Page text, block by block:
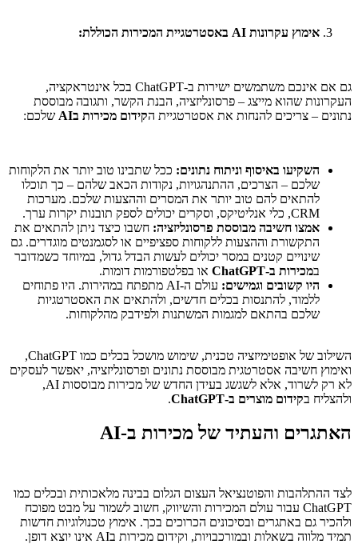
אימוץ עקרונות AI באסטרטגיית המכירות הכוללת:
גם אם אינכם משתמשים ישירות ב-ChatGPT בכל אינטראקציה,
העקרונות שהוא מייצג – פרסונליזציה, הבנת הקשר, ותגובה מבוססת
נתונים – צריכים להנחות את אסטרטגיית הקידום מכירות בAI שלכם:
השקיעו באיסוף וניתוח נתונים: ככל שתבינו טוב יותר את הלקוחות
שלכם – הצרכים, ההתנהגויות, נקודות הכאב שלהם – כך תוכלו
להתאים להם טוב יותר את המסרים וההצעות שלכם. מערכות
CRM, כלי אנליטיקס, וסקרים יכולים לספק תובנות יקרות ערך.
אמצו חשיבה מבוססת פרסונליזציה: חשבו כיצד ניתן להתאים את
התקשורת וההצעות ללקוחות ספציפיים או לסגמנטים מוגדרים. גם
שינויים קטנים במסר יכולים לעשות הבדל גדול, במיוחד כשמדובר
במכירות ב-ChatGPT
או בפלטפורמות דומות.
היו קשובים וגמישים:
עולם ה-AI מתפתח במהירות. היו פתוחים
ללמוד, להתנסות בכלים חדשים, ולהתאים את האסטרטגיות
שלכם בהתאם למגמות המשתנות ולפידבק מהלקוחות.
השילוב של אופטימיזציה טכנית, שימוש מושכל בכלים כמו ChatGPT,
ואימוץ חשיבה אסטרטגית מבוססת נתונים ופרסונליזציה, יאפשר לעסקים
לא רק לשרוד, אלא לשגשג בעידן החדש של מכירות מבוססות AI,
ולהצליח בקידום מוצרים ב-ChatGPT .
האתגרים והעתיד של מכירות ב-AI
לצד ההתלהבות והפוטנציאל העצום הגלום בבינה מלאכותית ובכלים כמו
ChatGPT עבור עולם המכירות והשיווק, חשוב לשמור על מבט מפוכח
ולהכיר גם באתגרים ובסיכונים הכרוכים בכך. אימוץ טכנולוגיות חדשות
תמיד מלווה בשאלות ובמורכבויות, וקידום מכירות בAI אינו יוצא דופן.